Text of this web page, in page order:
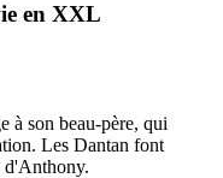
en XXL
à son beau-père, qui
Les Dantan font
d'Anthony.